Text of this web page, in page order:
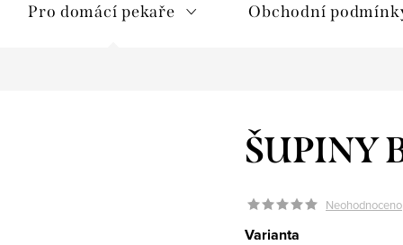
Pro domácí pekaře Obchodní
ŠUPINY
Neohodnoceno
Varianta